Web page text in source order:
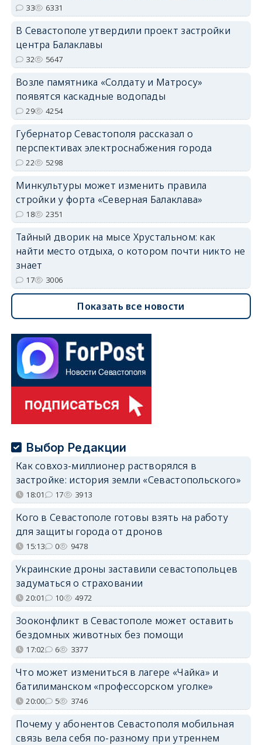
33 6331
В Севастополе утвердили проект застройки
центра Балаклавы
32 5647
Возле памятника «Солдату и Матросу»
появятся каскадные водопады
29 4254
Губернатор Севастополя рассказал о
перспективах электроснабжения города
22 5298
Минкультуры может изменить правила
стройки у форта «Северная Балаклава»
18 2351
Тайный дворик на мысе Хрустальном: как
найти место отдыха, о котором почти никто не
знает
17 3006
Показать все новости
Выбор Редакции
Как совхоз-миллионер растворялся в
застройке: история земли «Севастопольского»
18:01 17 3913
Кого в Севастополе готовы взять на работу
для защиты города от дронов
15:13 0 9478
Украинские дроны заставили севастопольцев
задуматься о страховании
20:01 10 4972
Зооконфликт в Севастополе может оставить
бездомных животных без помощи
17:02 6 3377
Что может измениться в лагере «Чайка» и
батилиманском «профессорском уголке»
20:00 5 3746
Почему у абонентов Севастополя мобильная
связь вела себя по-разному при утреннем